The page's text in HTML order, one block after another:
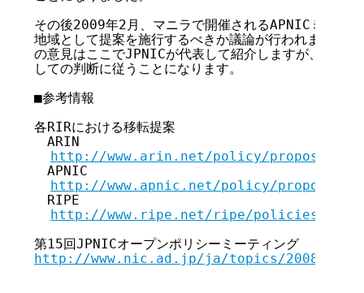
その後2009年2月、マニラで開催されるAPNICミーテ
地域として提案を施行するべきか議論が行われます。
の意見はここでJPNICが代表して紹介しますが、最終
しての判断に従うことになります。
■参考情報
各RIRにおける移転提案
ARIN
http://www.arin.net/policy/proposals/
APNIC
http://www.apnic.net/policy/proposals/
RIPE
http://www.ripe.net/ripe/policies/
第15回JPNICオープンポリシーミーティング
http://www.nic.ad.jp/ja/topics/2008/